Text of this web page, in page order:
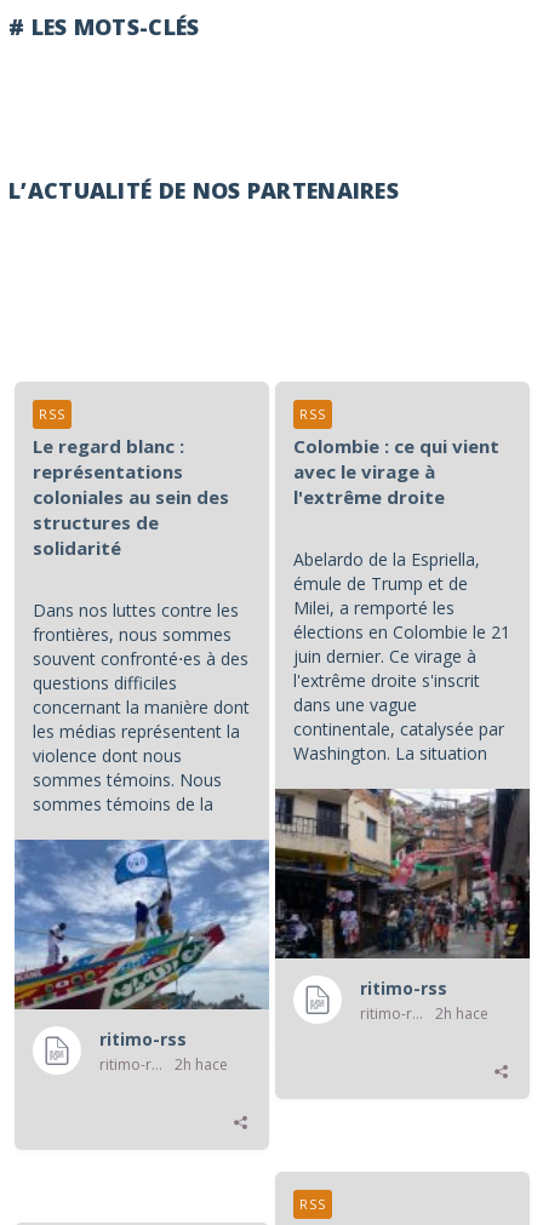
# LES MOTS-CLÉS
L’ACTUALITÉ DE NOS PARTENAIRES
Le regard blanc :
représentations
coloniales au sein des
structures de
solidarité
Dans nos luttes contre les
frontières, nous sommes
souvent confronté⋅es à des
questions difficiles
concernant la manière dont
les médias représentent la
violence dont nous
sommes témoins. Nous
sommes témoins de la
ritimo-rss
ritimo-rss 2h hace
RSS
Colombie : ce qui vient
avec le virage à
l'extrême droite
Abelardo de la Espriella,
émule de Trump et de
Milei, a remporté les
élections en Colombie le 21
juin dernier. Ce virage à
l'extrême droite s'inscrit
dans une vague
continentale, catalysée par
Washington. La situation
ritimo-rss
ritimo-rss 2h hace
RSS
RSS